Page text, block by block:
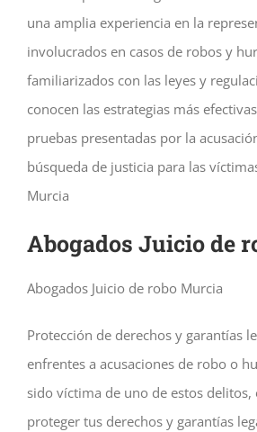
una amplia experiencia en la
involucrados en casos de robos y
familiarizados con las leyes y
conocen las estrategias más
pruebas presentadas por la
búsqueda de justicia para las
Murcia
Abogados Juicio de
Abogados Juicio de robo Murcia
Protección de derechos y garantías
enfrentes a acusaciones de robo o
sido víctima de uno de estos delitos,
proteger tus derechos y garantías